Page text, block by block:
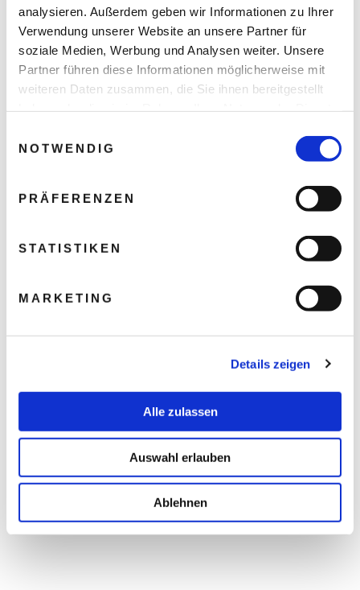
analysieren. Außerdem geben wir Informationen zu Ihrer
Verwendung unserer Website an unsere Partner für
soziale Medien, Werbung und Analysen weiter. Unsere
Partner führen diese Informationen möglicherweise mit
weiteren Daten zusammen, die Sie ihnen bereitgestellt
NOTWENDIG
PRÄFERENZEN
STATISTIKEN
MARKETING
Details zeigen
Alle zulassen
Auswahl erlauben
Ablehnen